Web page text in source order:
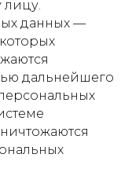
данных —
дальнейшего